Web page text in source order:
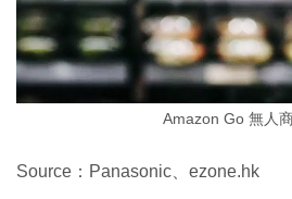
Amazon Go 無人商
Source：Panasonic、ezone.hk